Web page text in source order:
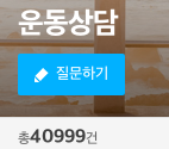
운동상담
질문하기
총40999건